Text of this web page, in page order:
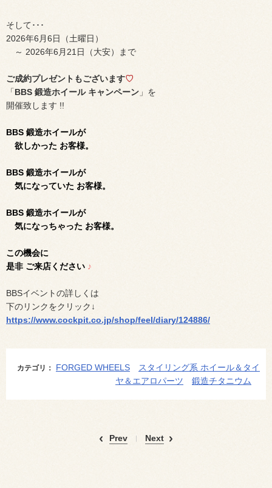
そして･･･
2026年6月6日（土曜日）
～ 2026年6月21日（大安）まで
ご成約プレゼントもございます♡
「BBS 鍛造ホイール キャンペーン 」を
開催致します !!
BBS 鍛造ホイールが
欲しかった お客様。
BBS 鍛造ホイールが
気になっていた お客様。
BBS 鍛造ホイールが
気になっちゃった お客様。
この機会に
是非 ご来店ください ♪
BBSイベントの詳しくは
下のリンクをクリック↓
https://www.cockpit.co.jp/shop/feel/diary/124886/
カテゴリ： FORGED WHEELS
スタイリング系 ホイール＆タイ
ヤ＆エアロパーツ
鍛造チタニウム
Prev Next